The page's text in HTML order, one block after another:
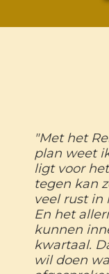
"Met het
plan weet
ligt voor
tegen kan
veel rust in
En het
kunnen
kwartaal.
wil doen